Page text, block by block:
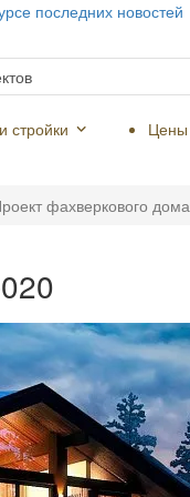
последних новостей
стройки Цены
фахверкового